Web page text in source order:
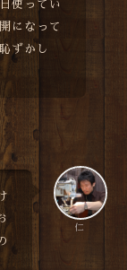
使ってい
になって
ずかし
仁